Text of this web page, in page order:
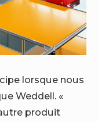
lorsque nous
Weddell. «
produit